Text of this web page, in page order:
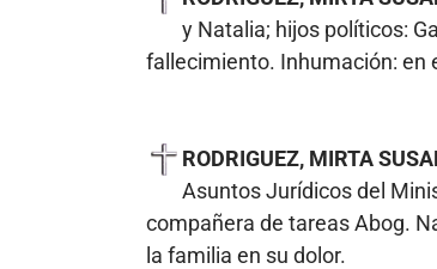
y Natalia; hijos políticos:
fallecimiento. Inhumación: en
RODRIGUEZ, MIRTA
Asuntos Jurídicos del
compañera de tareas Abog.
la familia en su dolor.